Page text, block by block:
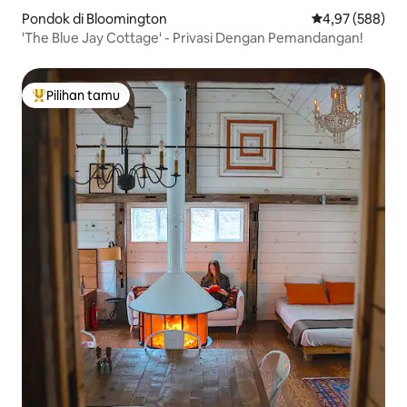
Pondok di Bloomington Nilai rata-rata
4,97 (588)
'The Blue Jay Cottage' - Privasi Dengan Pemandangan!
Pilihan tamu terpopuler
Pilihan tamu